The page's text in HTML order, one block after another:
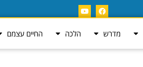
מדרש הלכה החיים עצמם